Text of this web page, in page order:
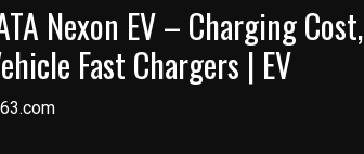
Nexon EV – Charging Cost,
Fast Chargers | EV